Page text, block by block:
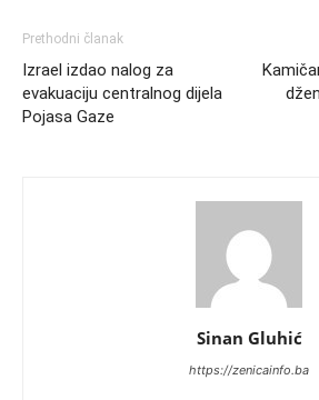
Prethodni članak
Izrael izdao nalog za
evakuaciju centralnog dijela
Pojasa Gaze
Sinan Gluhić
https://zenicainfo.ba